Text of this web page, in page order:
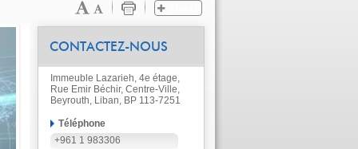
CONTACTEZ-NOUS
Immeuble Lazarieh, 4e étage,
Rue Emir Béchir, Centre-Ville,
Beyrouth, Liban, BP 113-7251
Téléphone
+961 1 983306